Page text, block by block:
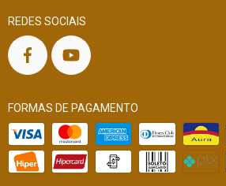
REDES SOCIAIS
FORMAS DE PAGAMENTO